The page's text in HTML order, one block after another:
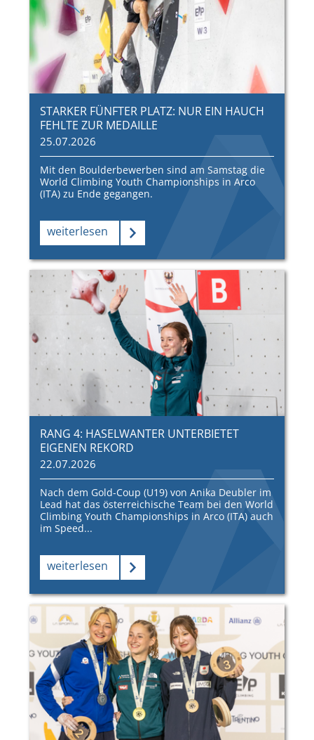
STARKER FÜNFTER PLATZ: NUR EIN HAUCH
FEHLTE ZUR MEDAILLE
25.07.2026
Mit den Boulderbewerben sind am Samstag die
World Climbing Youth Championships in Arco
(ITA) zu Ende gegangen.
weiterlesen
RANG 4: HASELWANTER UNTERBIETET
EIGENEN REKORD
22.07.2026
Nach dem Gold-Coup (U19) von Anika Deubler im
Lead hat das österreichische Team bei den World
Climbing Youth Championships in Arco (ITA) auch
im Speed...
weiterlesen